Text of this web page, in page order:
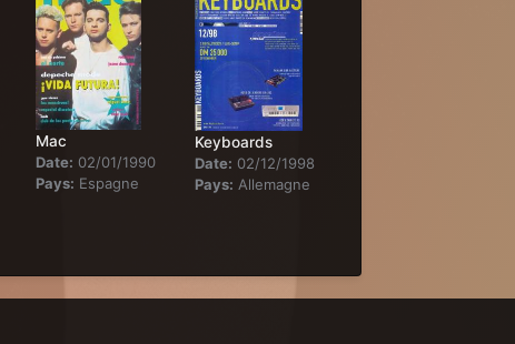
Mac
Date: 02/01/1990
Pays: Espagne
Keyboards
Date: 02/12/1998
Pays: Allemagne